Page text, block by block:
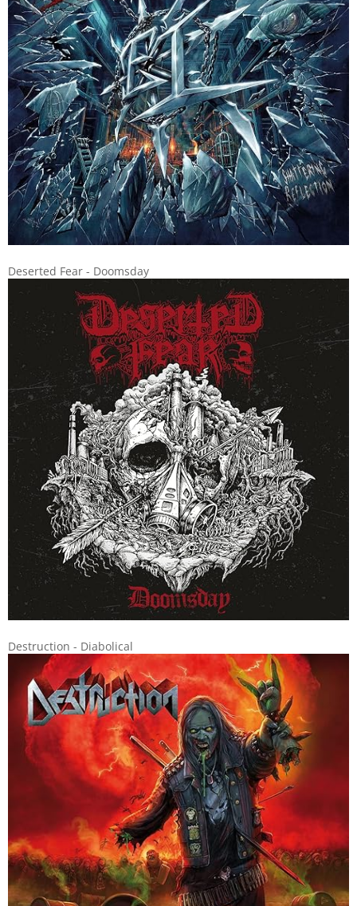
Deserted Fear - Doomsday
Destruction - Diabolical